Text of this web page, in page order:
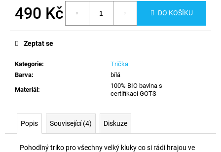
490 Kč DO KOŠÍKU
Kategorie:
Trička
Barva:
bílá
Materiál:
100% BIO bavlna s
certifikací GOTS
Zeptat se
Popis Související (4) Diskuze
Pohodlný triko pro všechny velký kluky co si rádi hrajou ve
u
m